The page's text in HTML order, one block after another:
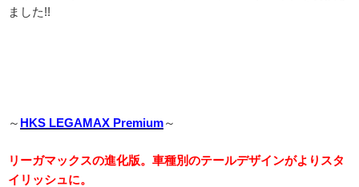
ました!!
～ HKS LEGAMAX Premium～
リーガマックスの進化版。車種別のテールデザインがよりスタ
イリッシュに。